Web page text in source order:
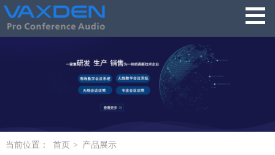
当前位置： 首页 > 产品展示